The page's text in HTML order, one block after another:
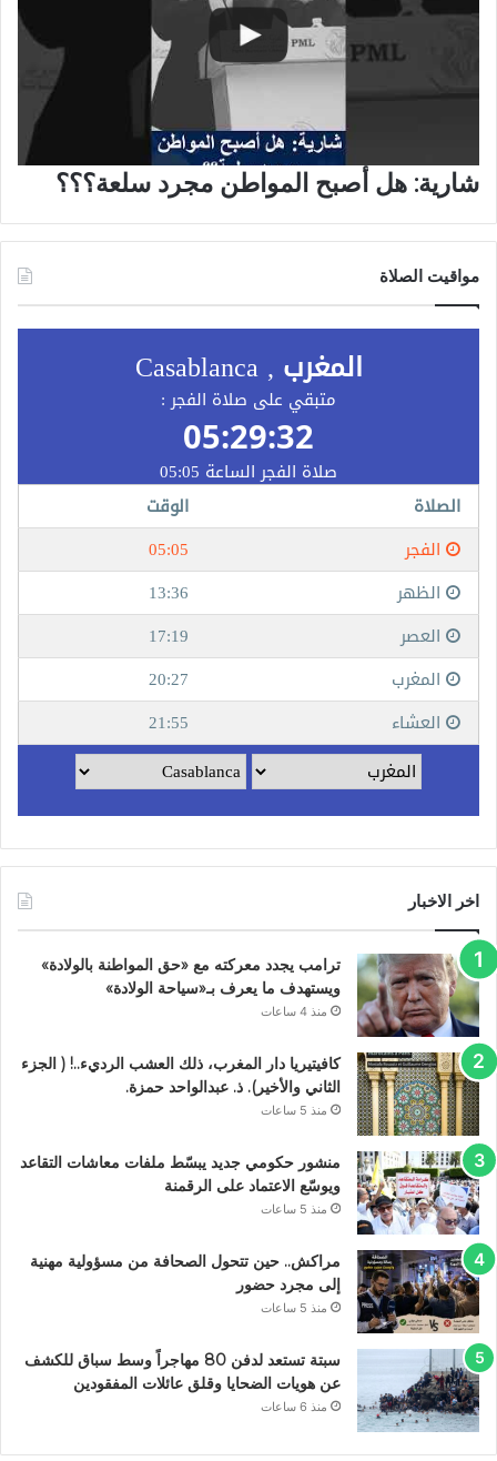
شارية: هل أصبح المواطن مجرد سلعة؟؟؟
مواقيت الصلاة
اخر الاخبار
ترامب يجدد معركته مع «حق المواطنة بالولادة»
ويستهدف ما يعرف بـ«سياحة الولادة»
منذ 4 ساعات
كافيتيريا دار المغرب، ذلك العشب الرديء..! ( الجزء
الثاني والأخير). ذ. عبدالواحد حمزة.
منذ 5 ساعات
منشور حكومي جديد يبسّط ملفات معاشات التقاعد
ويوسّع الاعتماد على الرقمنة
منذ 5 ساعات
مراكش.. حين تتحول الصحافة من مسؤولية مهنية
إلى مجرد حضور
منذ 5 ساعات
سبتة تستعد لدفن 80 مهاجراً وسط سباق للكشف
عن هويات الضحايا وقلق عائلات المفقودين
منذ 6 ساعات